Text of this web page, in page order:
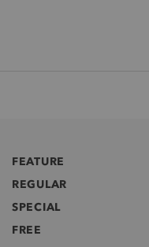
FEATURE
REGULAR
SPECIAL
FREE